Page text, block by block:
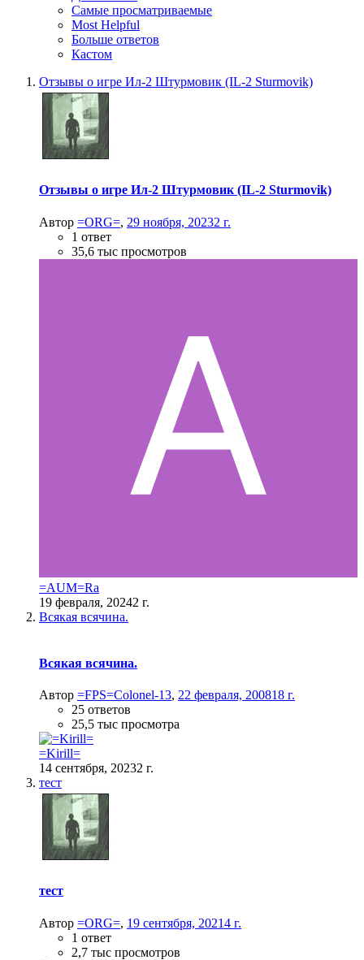
Самые просматриваемые
Most Helpful
Больше ответов
Кастом
Отзывы о игре Ил-2 Штурмовик (IL-2 Sturmovik)
Отзывы о игре Ил-2 Штурмовик (IL-2 Sturmovik)
Автор =ORG=, 29 ноября, 20232 г.
1 ответ
35,6 тыс просмотров
=AUM=Ra
19 февраля, 20242 г.
Всякая всячина.
Всякая всячина.
Автор =FPS=Colonel-13, 22 февраля, 200818 г.
25 ответов
25,5 тыс просмотра
=Kirill=
14 сентября, 20232 г.
тест
тест
Автор =ORG=, 19 сентября, 20214 г.
1 ответ
2,7 тыс просмотров